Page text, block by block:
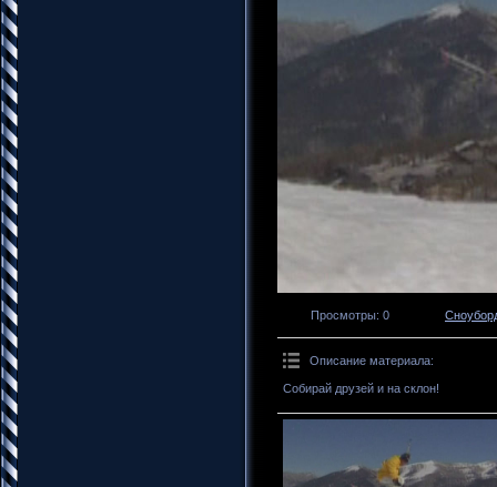
Просмотры: 0
Описание материала:
Собирай друзей и на склон!